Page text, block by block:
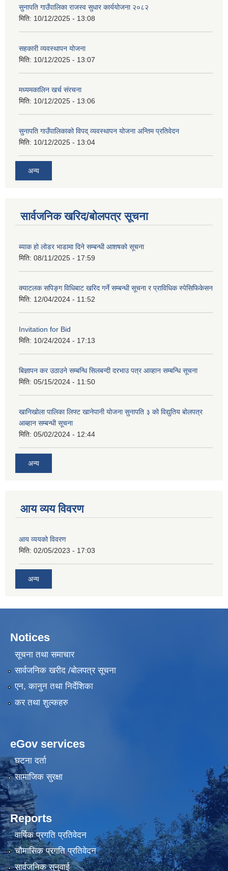
सुनापति गाउँपालिका राजस्व सुधार कार्ययोजना २०८२
मिति: 10/12/2025 - 13:08
सहकारी व्यवस्थापन योजना
मिति: 10/12/2025 - 13:07
मध्यमकालिन खर्च संरचना
मिति: 10/12/2025 - 13:06
सुनापति गाउँपालिकाको विपद् व्यवस्थापन योजना अन्तिम प्रतिवेदन
मिति: 10/12/2025 - 13:04
अन्य
सार्वजनिक खरिद/बोलपत्र सूचना
ब्याक हो लोडर भाडामा दिने सम्बन्धी आशषको सूचना
मिति: 08/11/2025 - 17:59
क्याटलक सपिङ्ग विधिबाट खरिद गर्ने सम्बन्धी सूचना र प्राविधिक स्पेसिफिकेसन
मिति: 12/04/2024 - 11:52
Invitation for Bid
मिति: 10/24/2024 - 17:13
बिज्ञापन कर उठाउने सम्बन्धि सिलबन्दी दरभाउ पत्र आव्हान सम्बन्धि सूचना
मिति: 05/15/2024 - 11:50
खानिखोला पालिका लिफ्ट खानेपानी योजना सुनापति ३ को विद्युतिय बोलपत्र
आब्हान सम्बन्धी सूचना
मिति: 05/02/2024 - 12:44
अन्य
आय व्यय विवरण
आय व्ययको विवरण
मिति: 02/05/2023 - 17:03
अन्य
Notices
सूचना तथा समाचार
सार्वजनिक खरीद /बोलपत्र सूचना
एन, कानुन तथा निर्देशिका
कर तथा शुल्कहरु
eGov services
घटना दर्ता
सामाजिक सुरक्षा
Reports
वार्षिक प्रगति प्रतिवेदन
चौमासिक प्रगति प्रतिवेदन
सार्वजनिक सुनुवाई